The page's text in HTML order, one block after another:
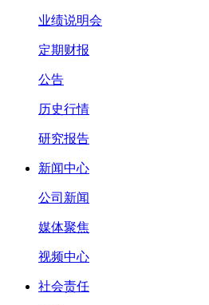
业绩说明会
定期财报
公告
历史行情
研究报告
新闻中心
公司新闻
媒体聚焦
视频中心
社会责任